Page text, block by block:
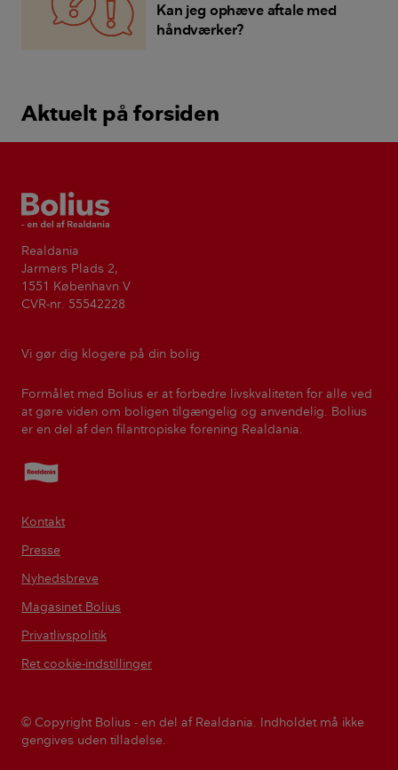
Kan jeg ophæve aftale med
håndværker?
Aktuelt på forsiden
Bolius
Realdania
Jarmers Plads 2,
1551 København V
CVR-nr. 55542228
Vi gør dig klogere på din bolig
Formålet med Bolius er at forbedre livskvaliteten for alle ved
at gøre viden om boligen tilgængelig og anvendelig. Bolius
er en del af den filantropiske forening Realdania.
Realdania
Kontakt
Presse
Nyhedsbreve
Magasinet Bolius
Privatlivspolitik
Ret cookie-indstillinger
© Copyright Bolius - en del af Realdania. Indholdet må ikke
gengives uden tilladelse.